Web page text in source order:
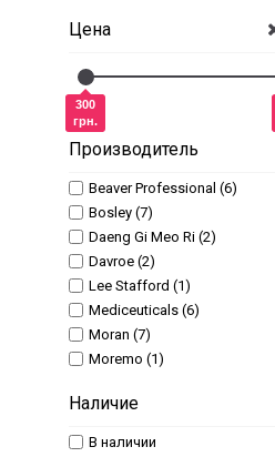
Цена
300
грн.
Производитель
Beaver Professional (6)
Bosley (7)
Daeng Gi Meo Ri (2)
Davroe (2)
Lee Stafford (1)
Mediceuticals (6)
Moran (7)
Moremo (1)
Наличие
В наличии